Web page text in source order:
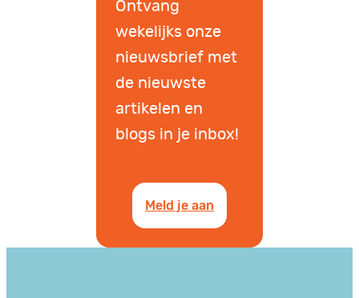
Ontvang
wekelijks onze
nieuwsbrief met
de nieuwste
artikelen en
blogs in je inbox!
Meld je aan